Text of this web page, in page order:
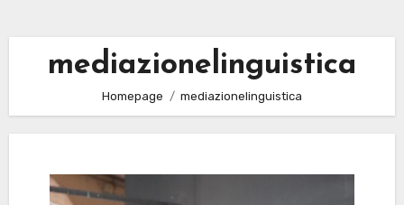
mediazionelinguistica
Homepage mediazionelinguistica